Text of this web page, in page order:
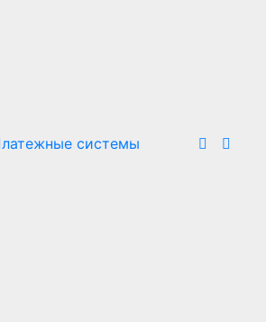
системы